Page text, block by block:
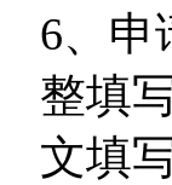
6、申
整填
文填